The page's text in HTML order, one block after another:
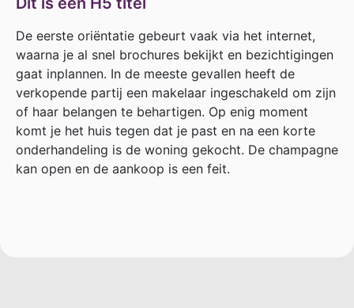
De eerste oriëntatie gebeurt vaak via het internet,
waarna je al snel brochures bekijkt en bezichtigingen
gaat inplannen. In de meeste gevallen heeft de
verkopende partij een makelaar ingeschakeld om zijn
of haar belangen te behartigen. Op enig moment
komt je het huis tegen dat je past en na een korte
onderhandeling is de woning gekocht. De champagne
kan open en de aankoop is een feit.